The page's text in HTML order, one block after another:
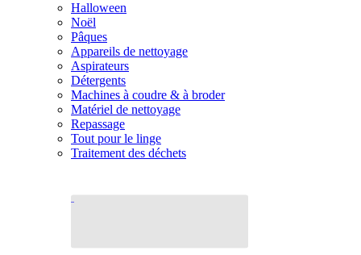
Halloween
Noël
Pâques
Appareils de nettoyage
Aspirateurs
Détergents
Machines à coudre & à broder
Matériel de nettoyage
Repassage
Tout pour le linge
Traitement des déchets